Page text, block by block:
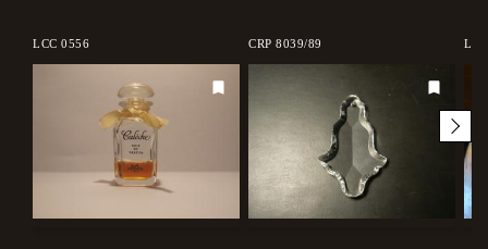
LCC 0556 CRP 8039/89